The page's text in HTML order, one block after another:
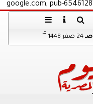
google.com, pub-
24 صفر 1448
هـ